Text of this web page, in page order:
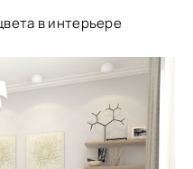
в интерьере